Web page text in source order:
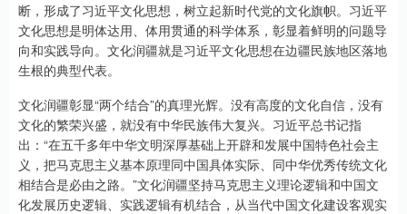
断，形成了习近平文化思想，树立起新时代党的文化旗帜。习近平
文化思想是明体达用、体用贯通的科学体系，彰显着鲜明的问题导
向和实践导向。文化润疆就是习近平文化思想在边疆民族地区落地
生根的典型代表。
文化润疆彰显“两个结合”的真理光辉。没有高度的文化自信，没有
文化的繁荣兴盛，就没有中华民族伟大复兴。习近平总书记指
出：“在五千多年中华文明深厚基础上开辟和发展中国特色社会主
义，把马克思主义基本原理同中国具体实际、同中华优秀传统文化
相结合是必由之路。”文化润疆坚持马克思主义理论逻辑和中国文
化发展历史逻辑、实践逻辑有机结合，从当代中国文化建设客观实